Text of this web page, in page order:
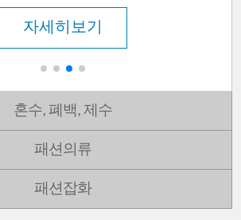
자세히보기
혼수, 폐백, 제수
패션의류
패션잡화